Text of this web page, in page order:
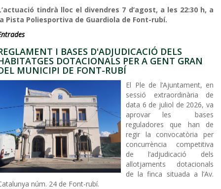
tindrà lloc el divendres 7 d’agost, a les 22:30 h, a
Pista Poliesportiva de Guardiola de Font-rubí.
I BASES D'ADJUDICACIÓ DELS
DOTACIONALS PER A GENT GRAN
MUNICIPI DE FONT-RUBÍ
El Ple de l’Ajuntament, en
sessió extraordinària de
data 6 de juliol de 2026, va
aprovar les bases
reguladores que han de
regir la convocatòria per
concurrència competitiva
de l’adjudicació dels
allotjaments dotacionals
de la finca situada a l’Av.
núm. 24 de Font-rubí.